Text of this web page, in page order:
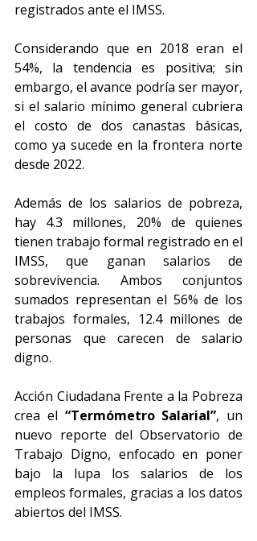
registrados ante el IMSS.
Considerando que en 2018 eran el
54%, la tendencia es positiva; sin
embargo, el avance podría ser mayor,
si el salario mínimo general cubriera
el costo de dos canastas básicas,
como ya sucede en la frontera norte
desde 2022.
Además de los salarios de pobreza,
hay 4.3 millones, 20% de quienes
tienen trabajo formal registrado en el
IMSS, que ganan salarios de
sobrevivencia. Ambos conjuntos
sumados representan el 56% de los
trabajos formales, 12.4 millones de
personas que carecen de salario
digno.
Acción Ciudadana Frente a la Pobreza
crea el “Termómetro Salarial”, un
nuevo reporte del Observatorio de
Trabajo Digno, enfocado en poner
bajo la lupa los salarios de los
empleos formales, gracias a los datos
abiertos del IMSS.